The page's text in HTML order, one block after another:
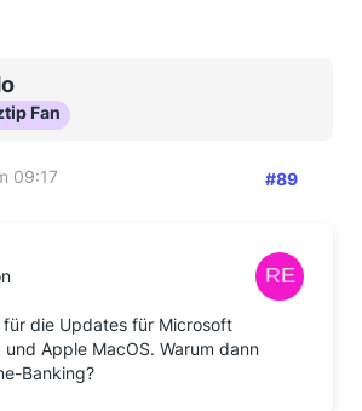
Fan
09:17 #89
für die Updates für Microsoft
Apple MacOS. Warum dann
Banking?